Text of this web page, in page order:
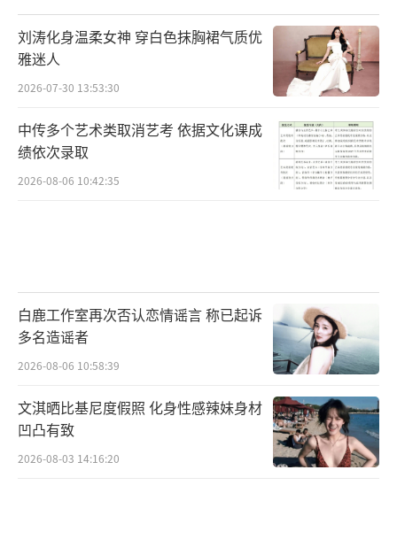
刘涛化身温柔女神 穿白色抹胸裙气质优
雅迷人
2026-07-30 13:53:30
中传多个艺术类取消艺考 依据文化课成
绩依次录取
2026-08-06 10:42:35
白鹿工作室再次否认恋情谣言 称已起诉
多名造谣者
2026-08-06 10:58:39
文淇晒比基尼度假照 化身性感辣妹身材
凹凸有致
2026-08-03 14:16:20